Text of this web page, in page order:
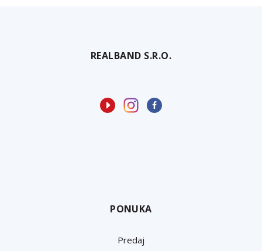
REALBAND S.R.O.
PONUKA
Predaj